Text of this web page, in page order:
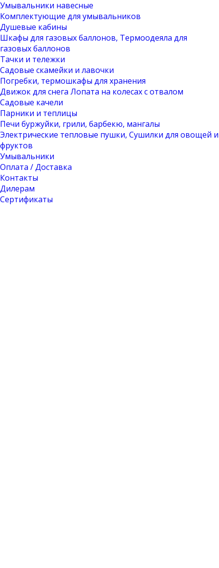
Умывальники навесные
Комплектующие для умывальников
Душевые кабины
Шкафы для газовых баллонов, Термоодеяла для
газовых баллонов
Тачки и тележки
Садовые скамейки и лавочки
Погребки, термошкафы для хранения
Движок для снега Лопата на колесах с отвалом
Садовые качели
Парники и теплицы
Печи буржуйки, грили, барбекю, мангалы
Электрические тепловые пушки, Сушилки для овощей и
фруктов
Умывальники
Оплата / Доставка
Контакты
Дилерам
Сертификаты